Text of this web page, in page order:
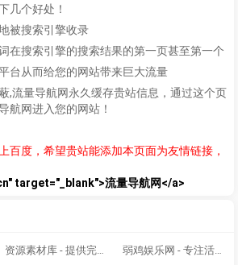
几个好处！
被搜索引擎收录
在搜索引擎的搜索结果的第一页甚至第一个
台从而给您的网站带来巨大流量
,流量导航网永久缓存贵站信息，通过这个页
航网进入您的网站！
百度，希望贵站能添加本页面为友情链接，
target="_blank">流量导航网</a>
资源素材库 - 提供完整的电商素材和精品源码 - 为您推荐有价值的资源内容分享。 弱鸡娱乐网 - 专注活动，软件，教程分享！总之就是网络那些事。